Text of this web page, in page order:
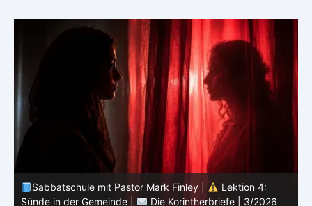
Sabbatschule mit Pastor Mark Finley |
Lektion 3:
Einheit in Christus |
Die Korintherbriefe | 3/2026